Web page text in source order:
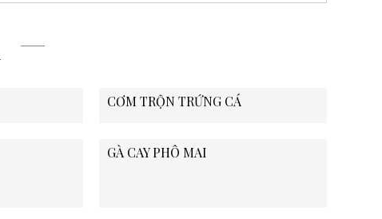
CƠM TRỘN TRỨNG CÁ
GÀ CAY PHÔ MAI